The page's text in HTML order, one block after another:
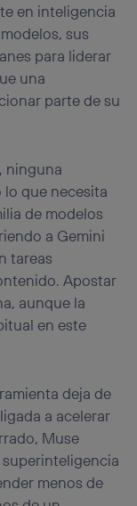
en inteligencia
sus
para liderar
una
parte de su
ninguna
que necesita
de modelos
a Gemini
tareas
Apostar
aunque la
en este
deja de
a acelerar
Muse
menos de